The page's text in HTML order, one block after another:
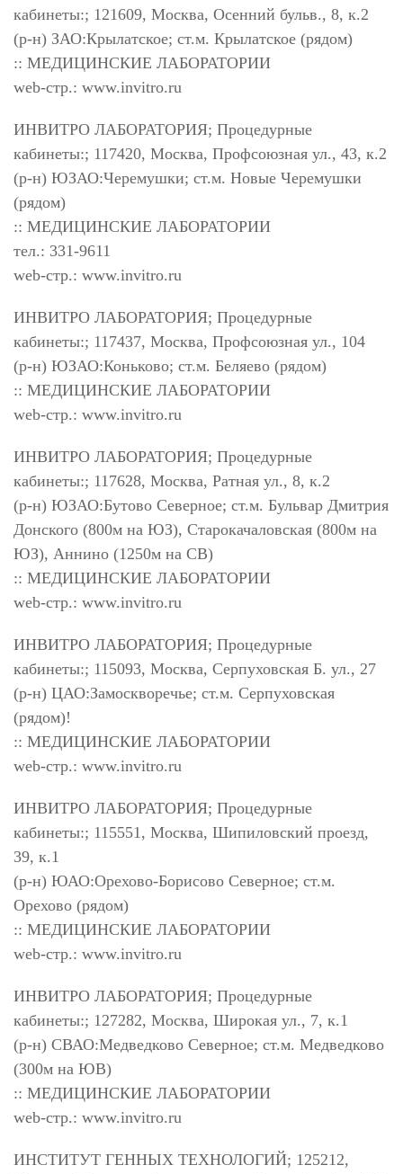
кабинеты:; 121609, Москва, Осенний бульв., 8, к.2
(р-н) ЗАО:Крылатское; ст.м. Крылатское (рядом)
:: МЕДИЦИНСКИЕ ЛАБОРАТОРИИ
web-стр.: www.invitro.ru
ИНВИТРО ЛАБОРАТОРИЯ; Процедурные
кабинеты:; 117420, Москва, Профсоюзная ул., 43, к.2
(р-н) ЮЗАО:Черемушки; ст.м. Новые Черемушки
(рядом)
:: МЕДИЦИНСКИЕ ЛАБОРАТОРИИ
тел.: 331-9611
web-стр.: www.invitro.ru
ИНВИТРО ЛАБОРАТОРИЯ; Процедурные
кабинеты:; 117437, Москва, Профсоюзная ул., 104
(р-н) ЮЗАО:Коньково; ст.м. Беляево (рядом)
:: МЕДИЦИНСКИЕ ЛАБОРАТОРИИ
web-стр.: www.invitro.ru
ИНВИТРО ЛАБОРАТОРИЯ; Процедурные
кабинеты:; 117628, Москва, Ратная ул., 8, к.2
(р-н) ЮЗАО:Бутово Северное; ст.м. Бульвар Дмитрия
Донского (800м на ЮЗ), Старокачаловская (800м на
ЮЗ), Аннино (1250м на СВ)
:: МЕДИЦИНСКИЕ ЛАБОРАТОРИИ
web-стр.: www.invitro.ru
ИНВИТРО ЛАБОРАТОРИЯ; Процедурные
кабинеты:; 115093, Москва, Серпуховская Б. ул., 27
(р-н) ЦАО:Замоскворечье; ст.м. Серпуховская
(рядом)!
:: МЕДИЦИНСКИЕ ЛАБОРАТОРИИ
web-стр.: www.invitro.ru
ИНВИТРО ЛАБОРАТОРИЯ; Процедурные
кабинеты:; 115551, Москва, Шипиловский проезд,
39, к.1
(р-н) ЮАО:Орехово-Борисово Северное; ст.м.
Орехово (рядом)
:: МЕДИЦИНСКИЕ ЛАБОРАТОРИИ
web-стр.: www.invitro.ru
ИНВИТРО ЛАБОРАТОРИЯ; Процедурные
кабинеты:; 127282, Москва, Широкая ул., 7, к.1
(р-н) СВАО:Медведково Северное; ст.м. Медведково
(300м на ЮВ)
:: МЕДИЦИНСКИЕ ЛАБОРАТОРИИ
web-стр.: www.invitro.ru
ИНСТИТУТ ГЕННЫХ ТЕХНОЛОГИЙ; 125212,